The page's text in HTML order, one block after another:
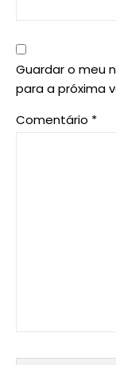
Guardar o meu
para a próxima
Comentário *